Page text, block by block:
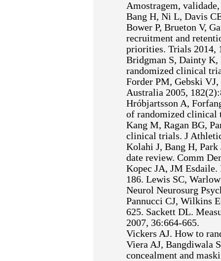
Amostragem,
Bang H, Ni L, Davis
Bower P, Brueton V,
recruitment and
priorities. Trials 2014,
Bridgman S, Dainty
randomized clinical
Forder PM, Gebski
Australia 2005,
Hróbjartsson A,
of randomized clinical
Kang M, Ragan BG,
clinical trials. J
Kolahi J, Bang H,
date review. Comm
Kopec JA, JM
186. Lewis SC,
Neurol Neurosurg
Pannucci CJ, Wilkins
625. Sackett DL.
2007, 36:664-665.
Vickers AJ. How to
Viera AJ, Bangdiwala
concealment and